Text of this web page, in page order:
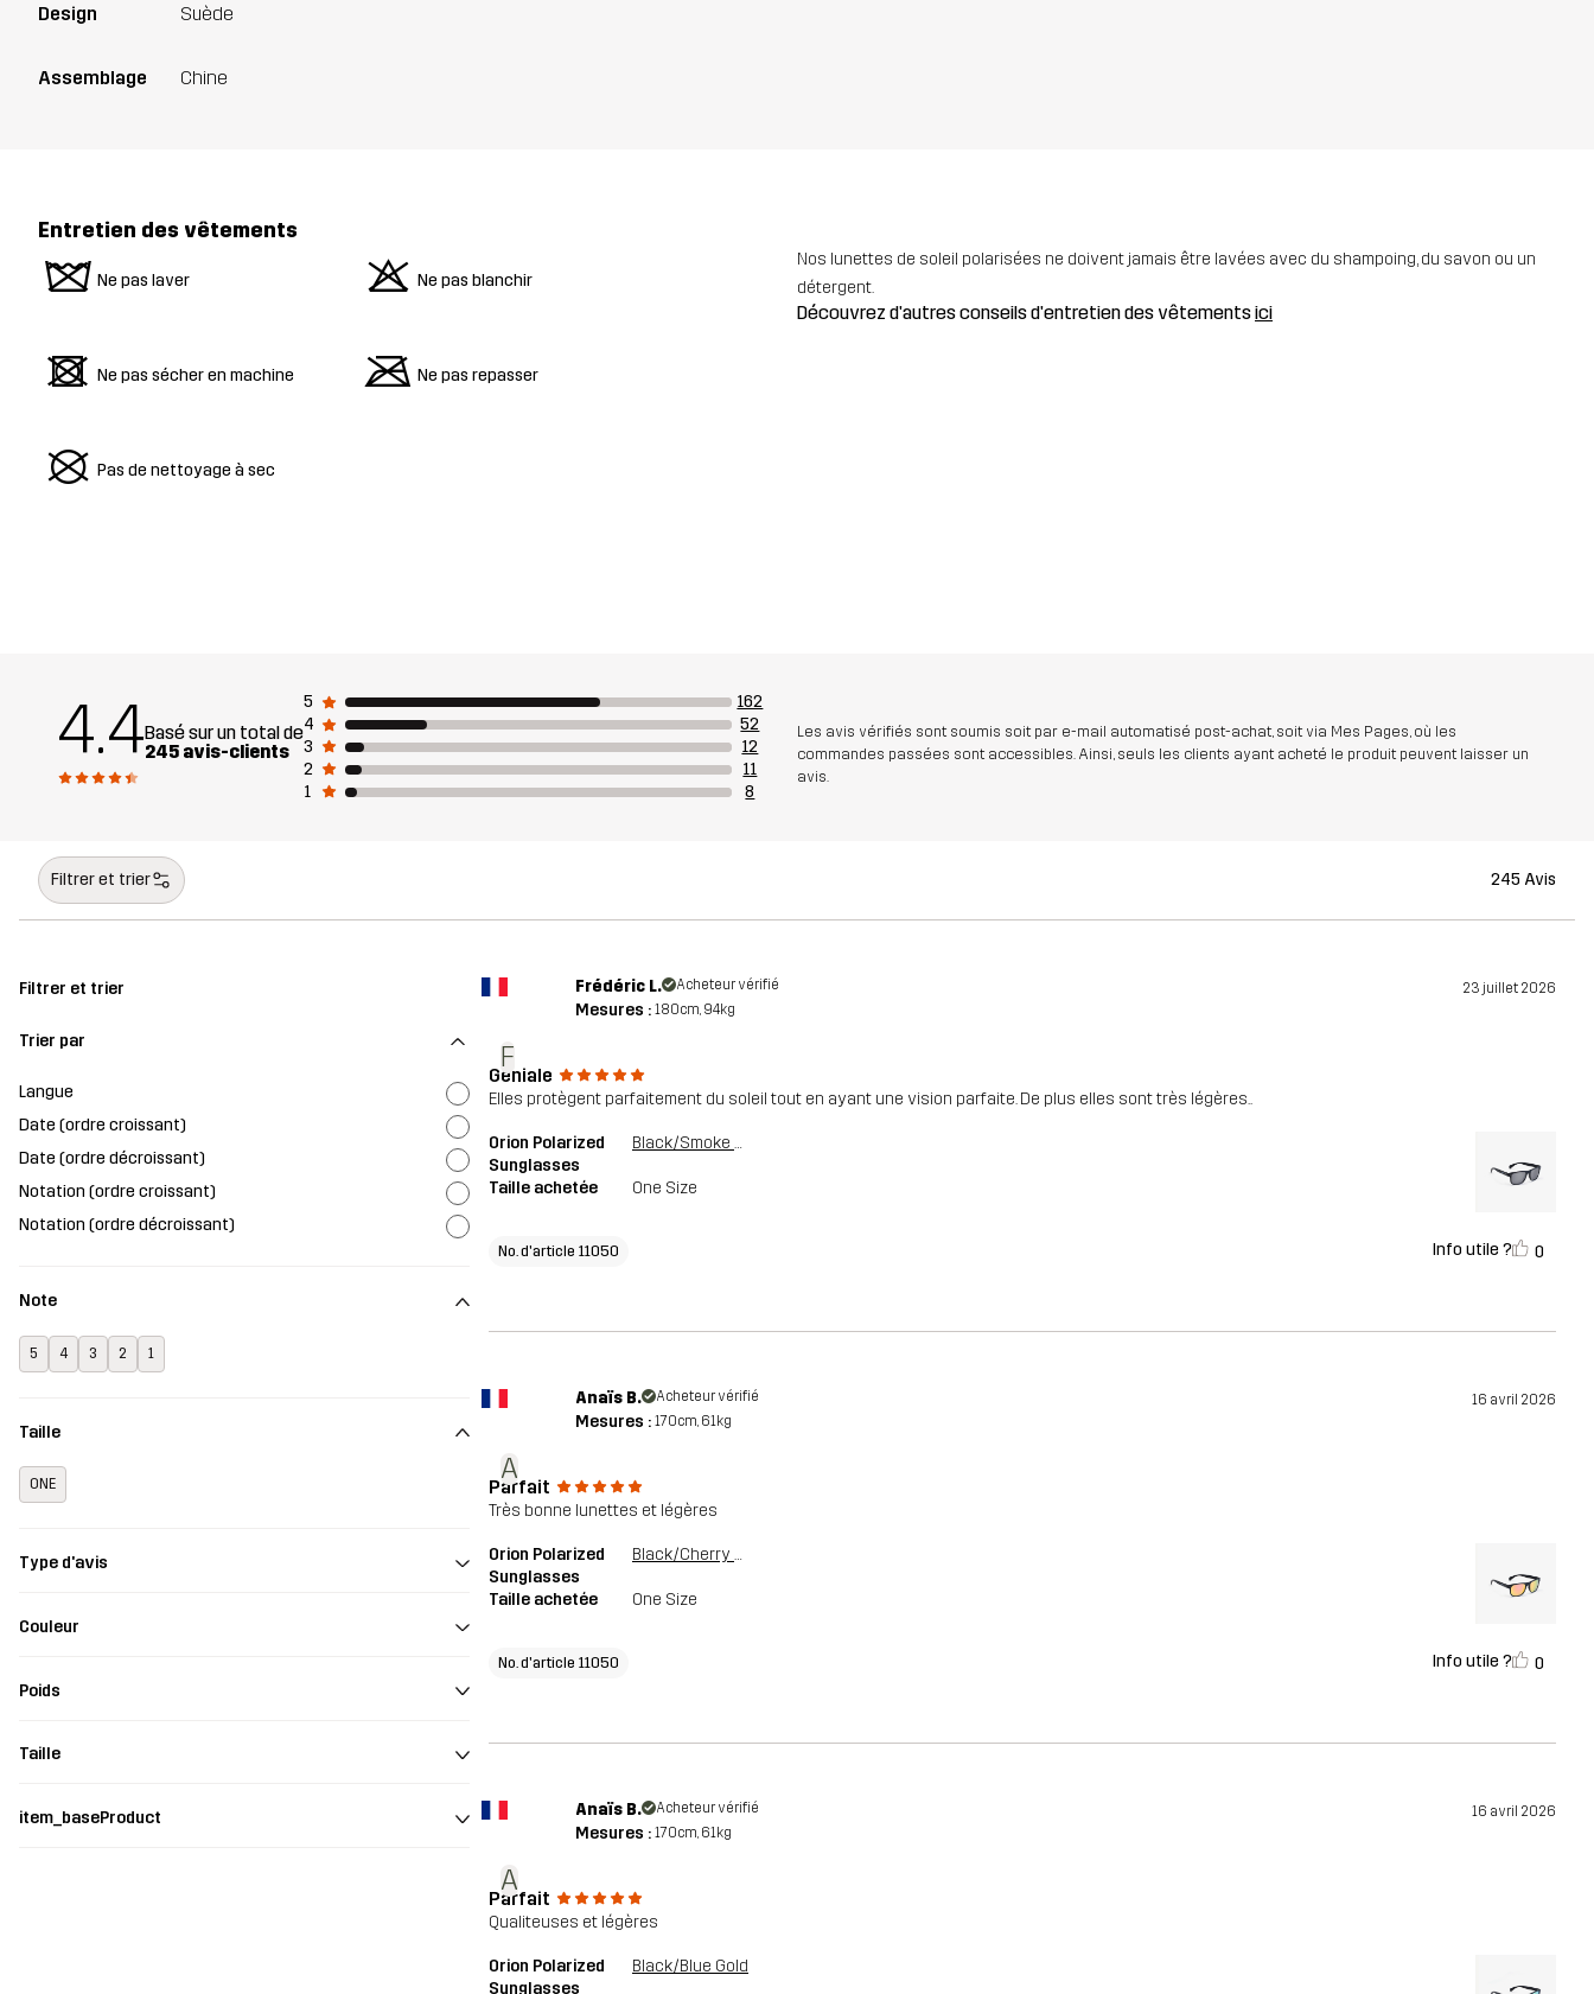
Design Suède
Assemblage Chine
Entretien des vêtements
z Ne pas laver o Ne pas blanchir
d Ne pas sécher en machine m Ne pas repasser
U Pas de nettoyage à sec
Nos lunettes de soleil polarisées ne doivent jamais être lavées avec du shampoing, du savon ou un
détergent.
Découvrez d'autres conseils d'entretien des vêtementsici
4.4Basé sur un total de
245 avis-clients
5
162
4
52
3
12
2
11
1
8
Les avis vérifiés sont soumis soit par e-mail automatisé post-achat, soit via Mes Pages, où les
commandes passées sont accessibles. Ainsi, seuls les clients ayant acheté le produit peuvent laisser un
avis.
Filtrer et trier 245 Avis
Filtrer et trier
Trier par
Langue
Date (ordre croissant)
Date (ordre décroissant)
Notation (ordre croissant)
Notation (ordre décroissant)
Note
5 4 3 2 1
Taille
ONE
Type d'avis
Couleur
Poids
Taille
item_baseProduct
F
Frédéric L. Acheteur vérifié 23 juillet 2026
Mesures : 180cm, 94kg
Géniale
Elles protègent parfaitement du soleil tout en ayant une vision parfaite. De plus elles sont très légères..
Orion Polarized
Sunglasses
Black/Smoke Grey
Taille achetée One Size
No. d'article 11050 Info utile ? 0
A
Anaïs B. Acheteur vérifié 16 avril 2026
Mesures : 170cm, 61kg
Parfait
Très bonne lunettes et légères
Orion Polarized
Sunglasses
Black/Cherry Pink
Taille achetée One Size
No. d'article 11050 Info utile ? 0
A
Anaïs B. Acheteur vérifié 16 avril 2026
Mesures : 170cm, 61kg
Parfait
Qualiteuses et légères
Orion Polarized
Sunglasses
Black/Blue Gold